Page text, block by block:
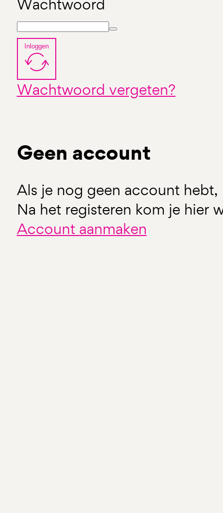
Wachtwoord
Inloggen
Wachtwoord vergeten?
Geen account
Als je nog geen account hebt,
Na het registeren kom je hier
Account aanmaken